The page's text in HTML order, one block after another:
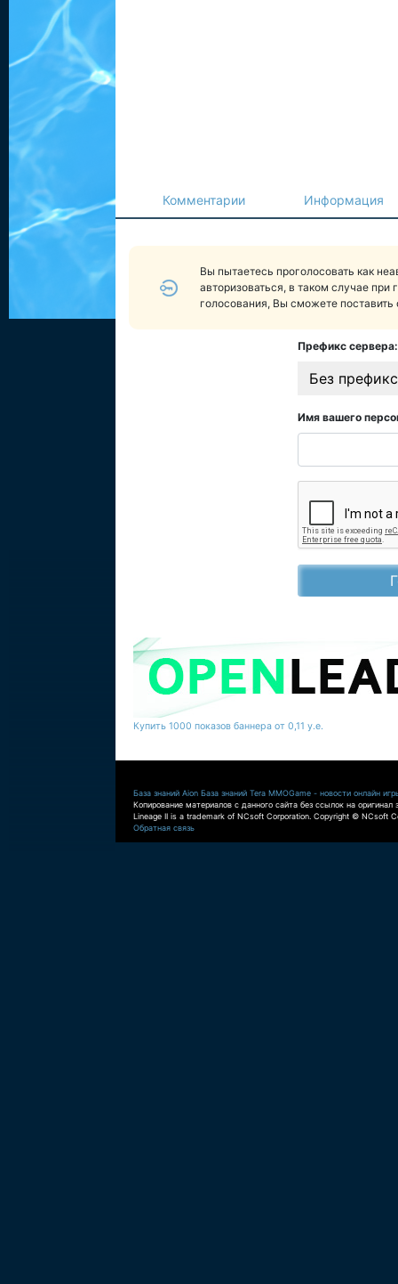
Комментарии Информация
Вы пытаетесь проголосовать как
авторизоваться, в таком случае при
голосования, Вы сможете поставить
Префикс сервера:
Без
Имя вашего
Купить 1000 показов баннера от 0,11 у.е.
База знаний Aion База знаний Tera MMOGame - новости онлайн
Копирование материалов с данного сайта без ссылок на оригинал
Lineage II is a trademark of NCsoft Corporation. Copyright © NCsoft
Обратная связь